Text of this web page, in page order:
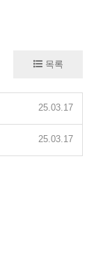
목록
25.03.17
25.03.17